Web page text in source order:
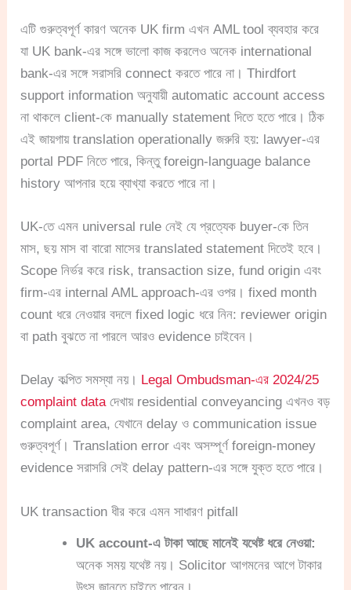
এটি গুরুত্বপূর্ণ কারণ অনেক UK firm এখন AML tool ব্যবহার করে
যা UK bank-এর সঙ্গে ভালো কাজ করলেও অনেক international
bank-এর সঙ্গে সরাসরি connect করতে পারে না। Thirdfort
support information অনুযায়ী automatic account access
না থাকলে client-কে manually statement দিতে হতে পারে। ঠিক
এই জায়গায় translation operationally জরুরি হয়: lawyer-এর
portal PDF নিতে পারে, কিন্তু foreign-language balance
history আপনার হয়ে ব্যাখ্যা করতে পারে না।
UK-তে এমন universal rule নেই যে প্রত্যেক buyer-কে তিন
মাস, ছয় মাস বা বারো মাসের translated statement দিতেই হবে।
Scope নির্ভর করে risk, transaction size, fund origin এবং
firm-এর internal AML approach-এর ওপর। fixed month
count ধরে নেওয়ার বদলে fixed logic ধরে নিন: reviewer origin
বা path বুঝতে না পারলে আরও evidence চাইবেন।
Delay কল্পিত সমস্যা নয়। Legal Ombudsman-এর 2024/25
complaint dataদেখায় residential conveyancing এখনও বড়
complaint area, যেখানে delay ও communication issue
গুরুত্বপূর্ণ। Translation error এবং অসম্পূর্ণ foreign-money
evidence সরাসরি সেই delay pattern-এর সঙ্গে যুক্ত হতে পারে।
UK transaction ধীর করে এমন সাধারণ pitfall
UK account-এ টাকা আছে মানেই যথেষ্ট ধরে নেওয়া:
অনেক সময় যথেষ্ট নয়। Solicitor আগমনের আগে টাকার
উৎস জানতে চাইতে পারেন।